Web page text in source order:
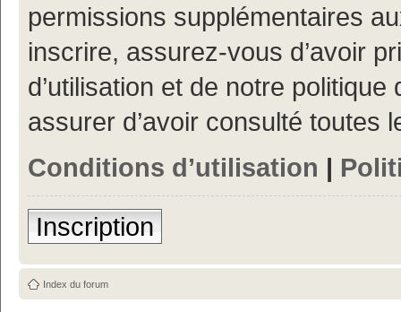
permissions supplémentaires
inscrire, assurez-vous d’avoir
d’utilisation et de notre
assurer d’avoir consulté toutes
Conditions d’utilisation |
Inscription
Index du forum